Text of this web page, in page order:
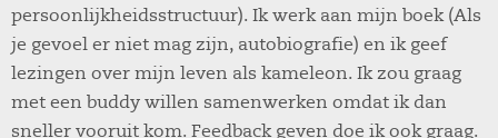
persoonlijkheidsstructuur). Ik werk aan mijn boek (Als
je gevoel er niet mag zijn, autobiografie) en ik geef
lezingen over mijn leven als kameleon. Ik zou graag
met een buddy willen samenwerken omdat ik dan
sneller vooruit kom. Feedback geven doe ik ook graag.